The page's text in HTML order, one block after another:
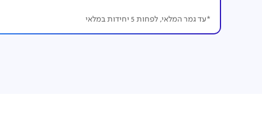
*עד גמר המלאי, לפחות 5 יחידות במלאי